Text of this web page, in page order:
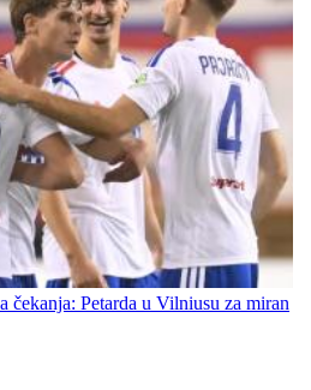
čekanja: Petarda u Vilniusu za miran